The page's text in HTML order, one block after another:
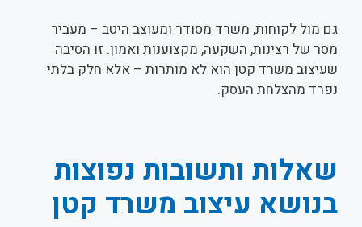
גם מול לקוחות, משרד מסודר ומעוצב היטב – מעביר
מסר של רצינות, השקעה, מקצוענות ואמון. זו הסיבה
שעיצוב משרד קטן הוא לא מותרות – אלא חלק בלתי
נפרד מהצלחת העסק.
שאלות ותשובות נפוצות
בנושא עיצוב משרד קטן